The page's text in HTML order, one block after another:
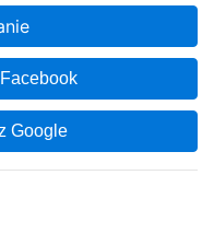
Google